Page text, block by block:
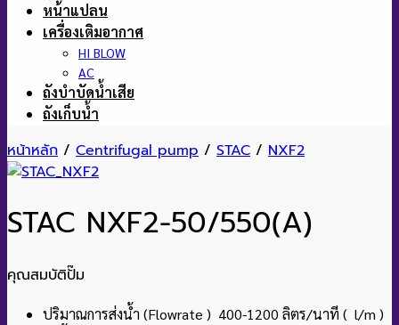
หน้าแปลน
เครื่องเติมอากาศ
HI BLOW
AC
ถังบำบัดน้ำเสีย
ถังเก็บน้ำ
หน้าหลัก / Centrifugal pump / STAC / NXF2
STAC NXF2-50/550(A)
คุณสมบัติปั๊ม
ปริมาณการส่งน้ำ (Flowrate ) 400-1200 ลิตร/นาที ( l/m )